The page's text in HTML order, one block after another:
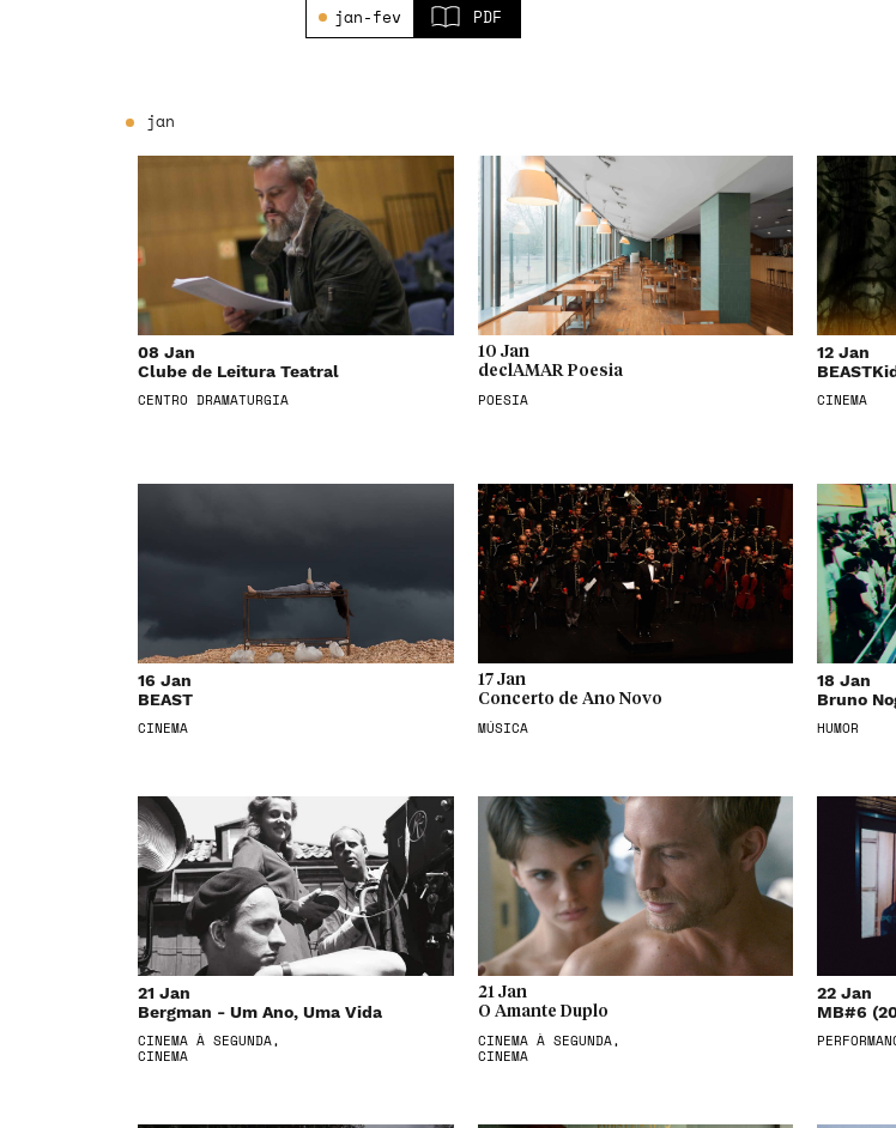
jan-fev PDF
jan
08 Jan
Clube de Leitura Teatral
CENTRO DRAMATURGIA
10 Jan
declAMAR Poesia
POESIA
12 Jan
CINEMA
16 Jan
BEAST
CINEMA
17 Jan
Concerto de Ano Novo
MÚSICA
18 Jan
Bruno
HUMOR
21 Jan
Bergman - Um Ano, Uma Vida
CINEMA À SEGUNDA,
CINEMA
21 Jan
O Amante Duplo
CINEMA À SEGUNDA,
CINEMA
22 Jan
MB#6